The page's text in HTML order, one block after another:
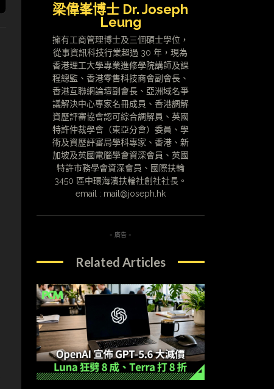
梁偉峯博士 Dr. Joseph
Leung
擁有工商管理博士及三個碩士學位，
從事資訊科技行業超過 30 年，現為
香港理工大學專業進修學院講師及課
程總監、香港零售科技商會副會長、
香港互聯網論壇副會長、亞洲域名爭
議解決中心專家名冊成員、香港調解
資歷評審協會認可綜合調解員、英國
特許仲裁學會（東亞分會）委員、學
術及資歷評審局學科專家、香港、新
加坡及英國電腦學會資深會員、英國
特許市務學會資深會員、國際扶輪
3450 區中環海濱扶輪社創社社長。
email : mail@joseph.hk
- 廣告 -
Related Articles